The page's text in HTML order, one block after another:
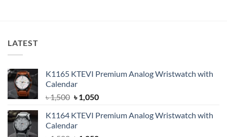
LATEST
K1165 KTEVI Premium Analog Wristwatch with
Calendar
৳1,500 Original
was:
৳ 1,500.
৳1,050Current
is:
K1164 KTEVI Premium Analog Wristwatch with
Calendar